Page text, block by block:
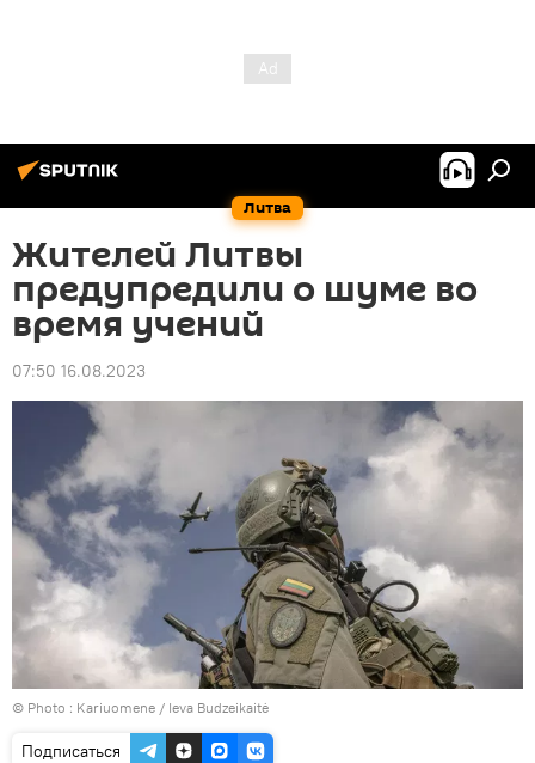
Литва
Жителей Литвы
предупредили о шуме во
время учений
07:50 16.08.2023
© Photo : Kariuomene / Ieva Budzeikaitė
Подписаться